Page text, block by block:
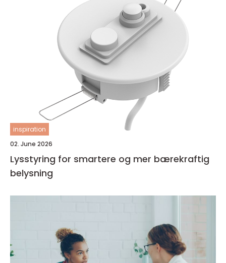
inspiration
02. June 2026
Lysstyring for smartere og mer bærekraftig
belysning